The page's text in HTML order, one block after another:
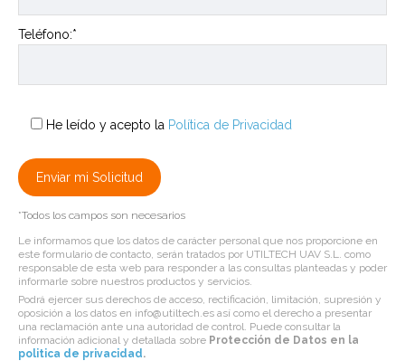
Teléfono:*
He leído y acepto la Política de Privacidad
*Todos los campos son necesarios
Le informamos que los datos de carácter personal que nos proporcione en
este formulario de contacto, serán tratados por UTILTECH UAV S.L. como
responsable de esta web para responder a las consultas planteadas y poder
informarle sobre nuestros productos y servicios.
Podrá ejercer sus derechos de acceso, rectificación, limitación, supresión y
oposición a los datos en info@utiltech.es así como el derecho a presentar
una reclamación ante una autoridad de control. Puede consultar la
información adicional y detallada sobre Protección de Datos en la
politica de privacidad.